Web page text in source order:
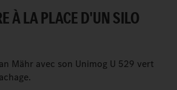
À LA PLACE D'UN SILO
Mähr avec son Unimog U 529 vert